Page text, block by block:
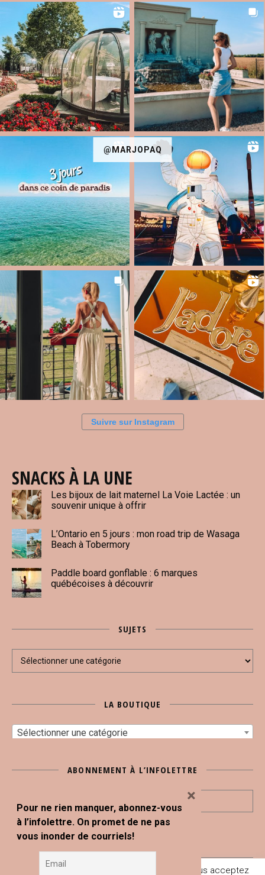
@MARJOPAQ
Suivre sur Instagram
SNACKS À LA UNE
Les bijoux de lait maternel La Voie Lactée : un
souvenir unique à offrir
L’Ontario en 5 jours : mon road trip de Wasaga
Beach à Tobermory
Paddle board gonflable : 6 marques
québécoises à découvrir
SUJETS
Sujets
LA BOUTIQUE
Sélectionner une catégorie
ABONNEMENT À L’INFOLETTRE
En poursuivant votre navigation sur ce site, vous acceptez
Pour ne rien manquer, abonnez-vous
à l’infolettre. On promet de ne pas
vous inonder de courriels!
×